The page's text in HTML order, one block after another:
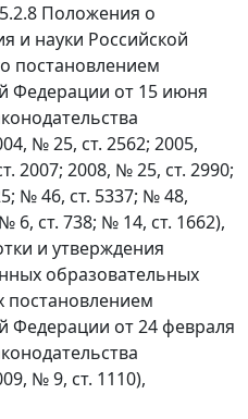
Положения о
и науки Российской
постановлением
Федерации от 15 июня
№ 25, ст. 2562; 2005,
2007; 2008, № 25, ст. 2990;
№ 46, ст. 5337; № 48,
6, ст. 738; № 14, ст. 1662),
и утверждения
образовательных
постановлением
Федерации от 24 февраля
№ 9, ст. 1110),